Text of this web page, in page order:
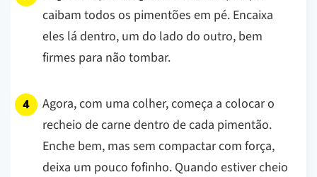
caibam todos os pimentões em pé. Encaixa
eles lá dentro, um do lado do outro, bem
firmes para não tombar.
Agora, com uma colher, começa a colocar o
recheio de carne dentro de cada pimentão.
Enche bem, mas sem compactar com força,
deixa um pouco fofinho. Quando estiver cheio